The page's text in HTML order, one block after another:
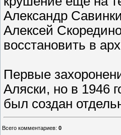
Александр
Алексей
восстановить в
Первые
Аляски, но в 1946
был создан
Всего комментариев: 0